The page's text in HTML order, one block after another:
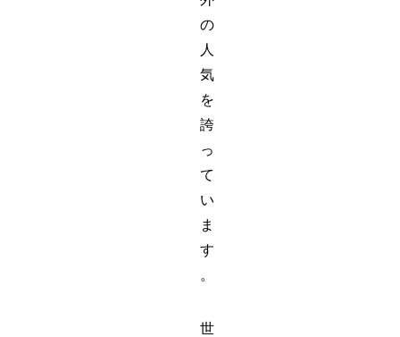
の
人
気
を
誇
っ
て
い
ま
す
。
世